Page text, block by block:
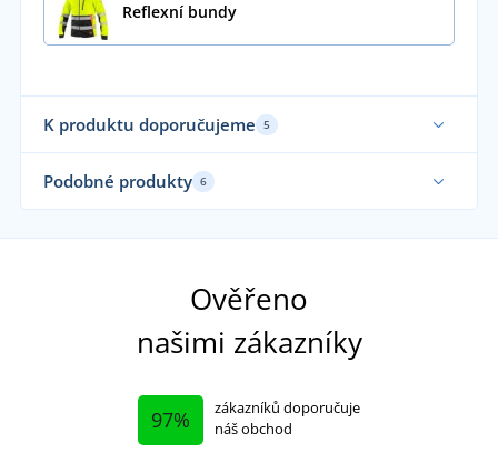
Reflexní bundy
K produktu doporučujeme 5
Podobné produkty 6
Ověřeno
našimi zákazníky
97%
zákazníků doporučuje
náš obchod